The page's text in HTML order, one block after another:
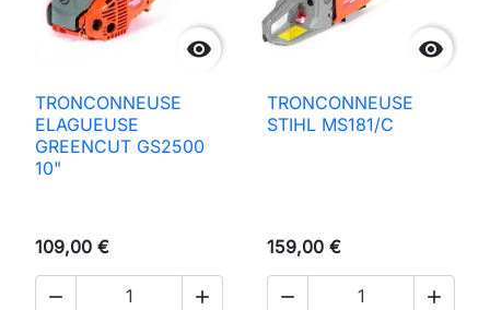

TRONCONNEUSE
ELAGUEUSE
GREENCUT GS2500
10"
109,00 €
 

TRONCONNEUSE
STIHL MS181/C
159,00 €
 